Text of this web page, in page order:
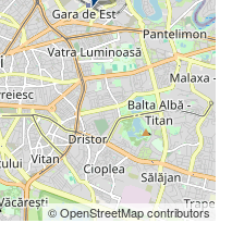
© OpenStreetMap contributors